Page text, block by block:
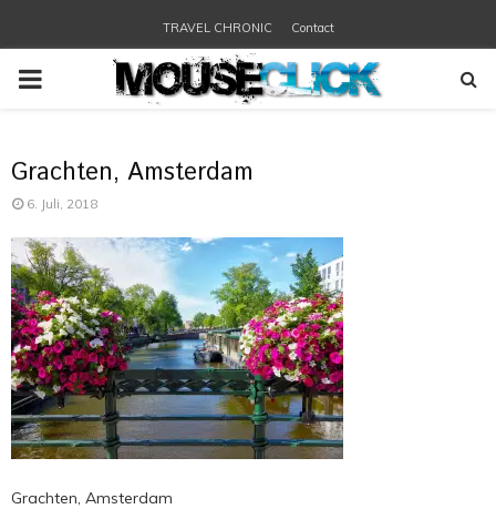
TRAVEL CHRONIC Contact
PRIMARY
Grachten, Amsterdam
6. Juli, 2018
Grachten, Amsterdam